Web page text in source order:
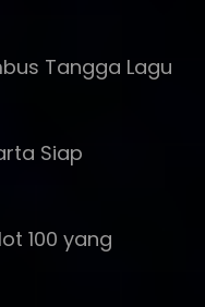
Tangga Lagu
Siap
100 yang